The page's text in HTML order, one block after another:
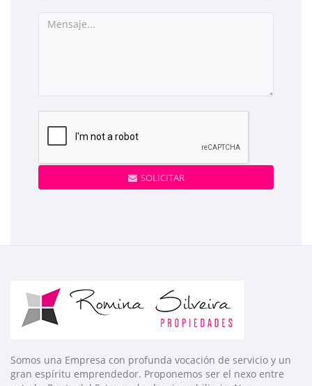
SOLICITAR
Somos una Empresa con profunda vocación de servicio y un
gran espíritu emprendedor. Proponemos ser el nexo entre